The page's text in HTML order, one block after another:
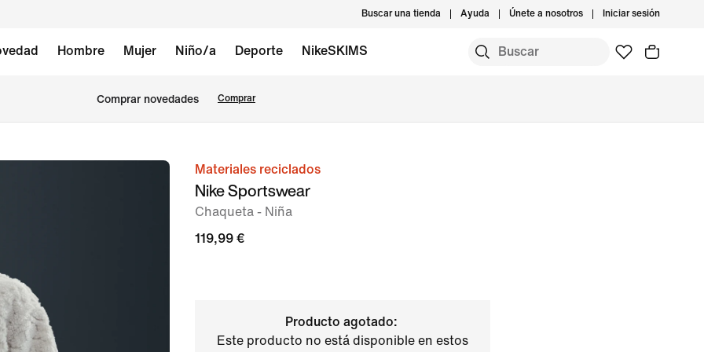
Buscar una tienda Ayuda Únete a nosotros Iniciar sesión
Hombre Mujer Niño/a Deporte NikeSKIMS
Comprar novedades Comprar
ImagenMateriales reciclados
Nike Sportswear
Chaqueta - Niña
119,99 €
Producto agotado:
Este producto no está disponible en estos